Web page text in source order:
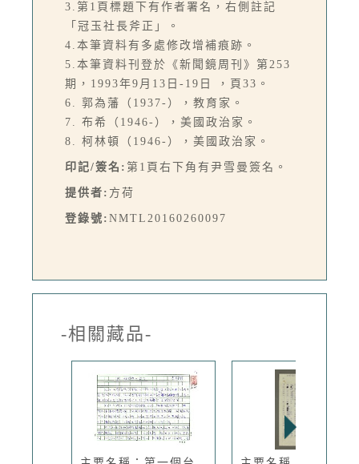
3.第1頁標題下有作者署名，右側註記
「冠玉社長斧正」。
4.本筆資料有多處修改增補痕跡。
5.本筆資料刊登於《新聞鏡周刊》第253
期，1993年9月13日-19日 ，頁33。
6. 郭為藩（1937-），教育家。
7. 布希（1946-），美國政治家。
8. 柯林頓（1946-），美國政治家。
印記/簽名: 第1頁右下角有尹雪曼簽名。
提供者: 方荷
登錄號: NMTL20160260097
-相關藏品-